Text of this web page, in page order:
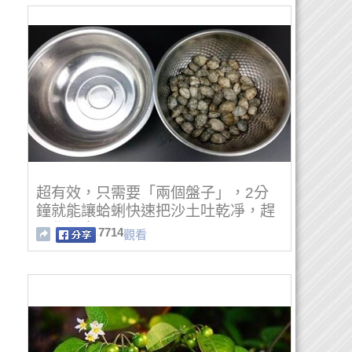
超有效，只需要「兩個盤子」，2分
鐘就能讓蛤蜊快速把沙土吐乾凈，趕
緊學起來吧！！
7714觀看